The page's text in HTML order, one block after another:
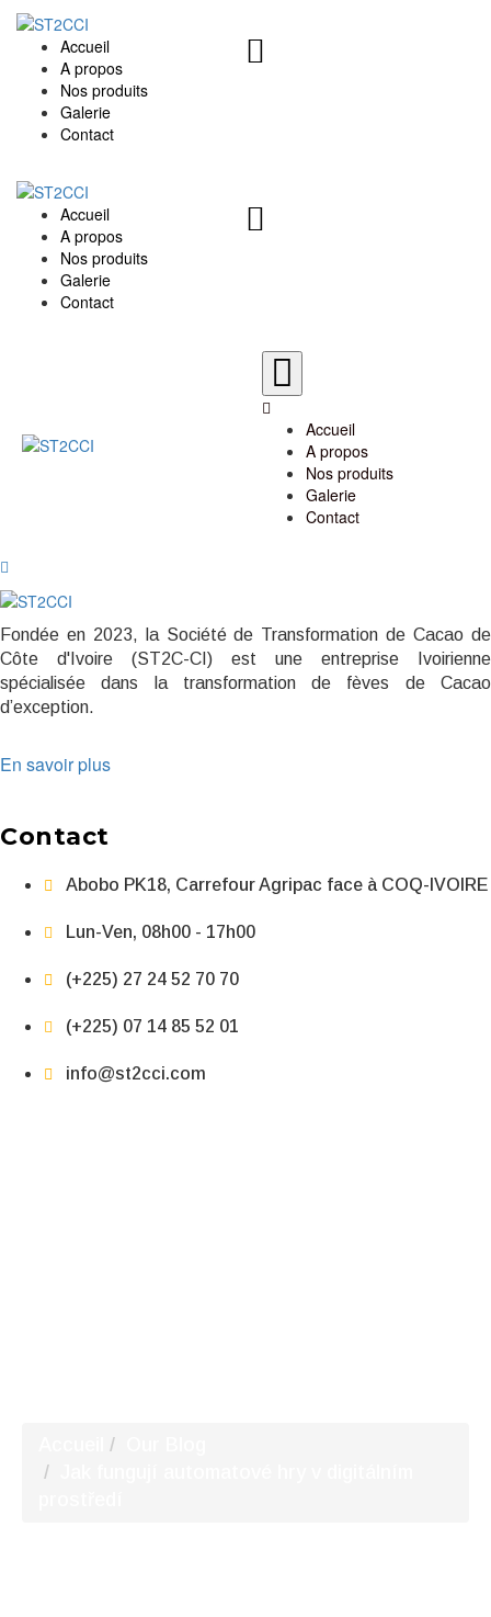
Accueil
A propos
Nos produits
Galerie
Contact
Accueil
A propos
Nos produits
Galerie
Contact
Accueil
A propos
Nos produits
Galerie
Contact
Fondée en 2023, la Société de Transformation de Cacao de
Côte d'Ivoire (ST2C-CI) est une entreprise Ivoirienne
spécialisée dans la transformation de fèves de Cacao
d’exception.
En savoir plus
Contact
Abobo PK18, Carrefour Agripac face à COQ-IVOIRE
Lun-Ven, 08h00 - 17h00
(+225) 27 24 52 70 70
(+225) 07 14 85 52 01
info@st2cci.com